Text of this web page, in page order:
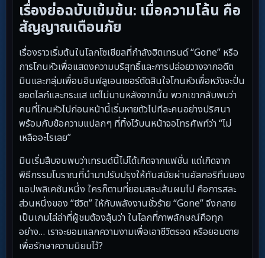
เรื่องย่อฉบับเข้มข้น: เมื่อความโล้น คือ
สัญญาณเตือนภัย
เรื่องราวเริ่มต้นในโลกโซเชียลที่กำลังฮิตเทรนด์ “Gone” หรือ
การโกนหัวเพื่อแสดงความบริสุทธิ์และการปล่อยวางจากอดีต
มินและกลุ่มเพื่อนอินฟลูเอนเซอร์ตัดสินใจโกนหัวเพื่อหวังจะปั่น
ยอดไลก์และกระแส แต่ไม่นานหลังจากนั้น พวกเขากลับพบว่า
คนที่โกนหัวไปก่อนหน้านี้เริ่มหายตัวไปทีละคนอย่างปริศนา
พร้อมกับข้อความแปลกๆ ที่ทิ้งไว้บนหน้าจอโทรศัพท์ว่า “ไม่
เหลืออะไรเลย”
มินเริ่มสืบจนพบว่าเทรนด์นี้ไม่ได้เกิดจากแฟชั่น แต่เกิดจาก
พิธีกรรมโบราณที่นำมาปรับปรุงให้ทันสมัยผ่านอัลกอริทึมของ
แอปพลิเคชันหนึ่ง ใครก็ตามที่ยอมสละเส้นผมไป คือการสละ
ส่วนหนึ่งของ “ชีวิต” ให้กับพลังงานชั่วร้าย “Gone” จึงกลาย
เป็นเกมไล่ล่าที่ผู้ชมต้องลุ้นว่า ในโลกที่ภาพลักษณ์คือทุก
อย่าง… เราจะยอมแลกความงามเพื่อเอาชีวิตรอด หรือยอมตาย
เพื่อรักษาความนิยมไว้?